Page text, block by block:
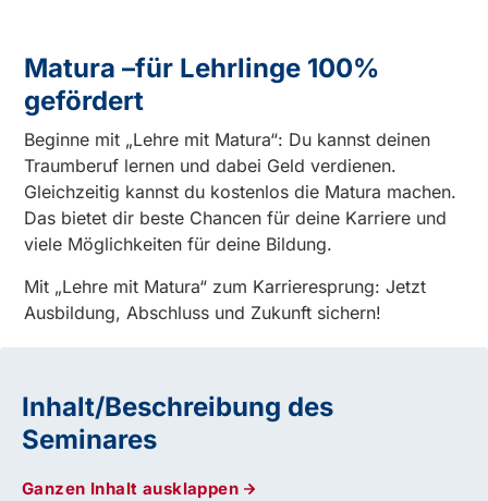
Matura –für Lehrlinge 100%
gefördert
Beginne mit „Lehre mit Matura“: Du kannst deinen
Traumberuf lernen und dabei Geld verdienen.
Gleichzeitig kannst du kostenlos die Matura machen.
Das bietet dir beste Chancen für deine Karriere und
viele Möglichkeiten für deine Bildung.
Mit „Lehre mit Matura“ zum Karrieresprung: Jetzt
Ausbildung, Abschluss und Zukunft sichern!
Inhalt/Beschreibung des
Seminares
Ganzen Inhalt ausklappen